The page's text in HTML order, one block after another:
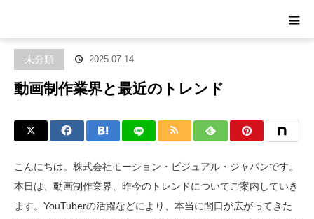
未分類 2025.07.14
動画制作業界と最近のトレンド
こんにちは。株式会社モーション・ビジュアル・ジャパンです。
本日は、動画制作業界、昨今のトレンドについてご案内していき
ます。YouTuberの活躍などにより、本当に間口が広がってきた